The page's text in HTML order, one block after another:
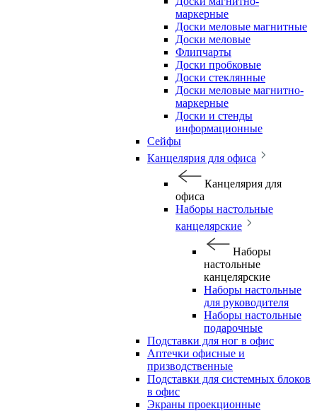
маркерные
Доски меловые магнитные
Доски меловые
Флипчарты
Доски пробковые
Доски стеклянные
Доски меловые магнитно-
маркерные
Доски и стенды
информационные
Сейфы
Канцелярия для офиса
Канцелярия для
офиса
Наборы настольные
канцелярские
Наборы
настольные
канцелярские
Наборы настольные
для руководителя
Наборы настольные
подарочные
Подставки для ног в офис
Аптечки офисные и
призводственные
Подставки для системных блоков
в офис
Экраны проекционные